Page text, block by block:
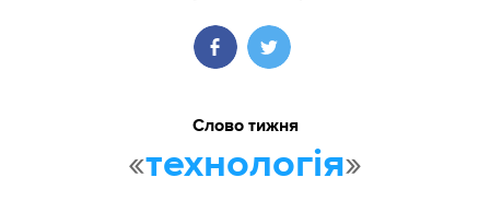
Слово тижня
«технологія»